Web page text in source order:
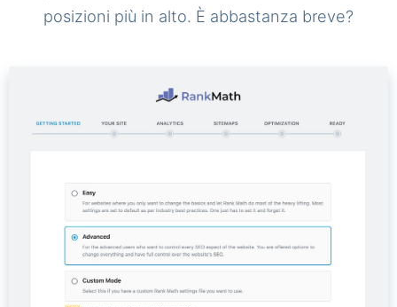
posizioni più in alto. È abbastanza breve?